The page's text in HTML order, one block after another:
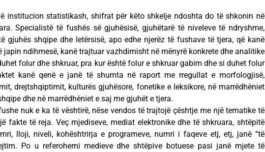
institucion statistikash, shifrat për këto shkelje ndoshta do të shkonin në
Specialistë të fushës së gjuhësisë, gjuhëtarë të niveleve të ndryshme,
gjuhës shqipe dhe letërsisë, apo edhe njerëz të fushave të tjera, që kanë
japin ndihmesë, kanë trajtuar vazhdimisht në mënyrë konkrete dhe analitike
folur dhe shkruar, pra kur është folur e shkruar gabim dhe si duhet folur
kanë qenë e janë të shumta në raport me rregullat e morfologjisë,
drejtshqiptimit, kulturës gjuhësore, fonetike e leksikore, në marrëdhëniet
dhe në marrëdhëniet e saj me gjuhët e tjera.
nuk e ka të vështirë, nëse vendos të trajtojë çështje me një tematike të
fakte të reja. Veç mjediseve, mediat elektronike dhe të shkruara, shtëpitë
lloji, niveli, kohështrirja e programeve, numri i faqeve etj, etj, janë “të
Po u referohemi medieve dhe shtëpive botuese pasi janë mjete të